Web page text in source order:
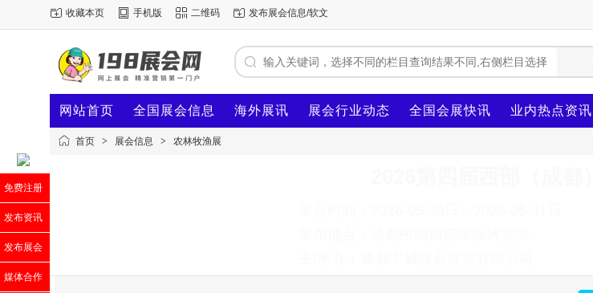
收藏本页 手机版 二维码 发布展会信息/软文
网站首页 全国展会信息 海外展讯 展会行业动态 全国会展快讯 业内热点资讯
首页 > 展会信息 > 农林牧渔展
免费注册
发布资讯
发布展会
媒体合作